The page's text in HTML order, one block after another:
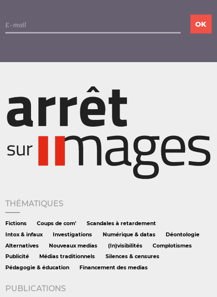
THÉMATIQUES
Fictions Coups de com'
Scandales à retardement
Intox & infaux
Investigations Numérique & datas
Déontologie
Alternatives
Nouveaux medias (In)visibilités
Complotismes
Publicité
Médias traditionnels
Silences & censures
Pédagogie & éducation
Financement des medias
PUBLICATIONS